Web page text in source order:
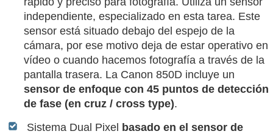
independiente, especializado en esta tarea. Este
sensor está situado debajo del espejo de la
cámara, por ese motivo deja de estar operativo en
vídeo o cuando hacemos fotografía a través de la
pantalla trasera. La Canon 850D incluye un
sensor de enfoque con 45 puntos de detección
de fase (en cruz / cross type).
Sistema Dual Pixel basado en el sensor de